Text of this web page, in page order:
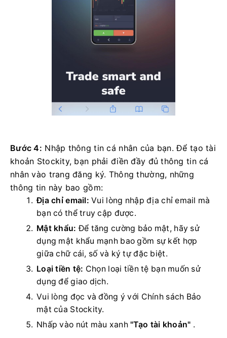
Bước 4: Nhập thông tin cá nhân của bạn. Để tạo tài
khoản Stockity, bạn phải điền đầy đủ thông tin cá
nhân vào trang đăng ký. Thông thường, những
thông tin này bao gồm:
Địa chỉ email: Vui lòng nhập địa chỉ email mà
bạn có thể truy cập được.
Mật khẩu: Để tăng cường bảo mật, hãy sử
dụng mật khẩu mạnh bao gồm sự kết hợp
giữa chữ cái, số và ký tự đặc biệt.
Loại tiền tệ: Chọn loại tiền tệ bạn muốn sử
dụng để giao dịch.
Vui lòng đọc và đồng ý với Chính sách Bảo
mật của Stockity.
Nhấp vào nút màu xanh"Tạo tài khoản" .